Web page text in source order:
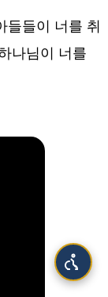
들들이 너를 취
나님이 너를